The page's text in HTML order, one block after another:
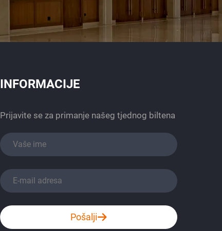
INFORMACIJE
Prijavite se za primanje našeg tjednog biltena
Pošalji